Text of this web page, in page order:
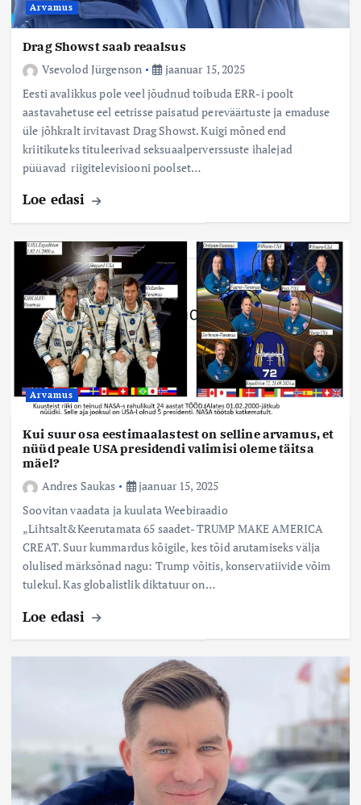
Arvamus
Drag Showst saab reaalsus
Vsevolod Jürgenson
jaanuar 15, 2025
Eesti avalikkus pole veel jõudnud toibuda ERR-i poolt
aastavahetuse eel eetrisse paisatud pereväärtuste ja emaduse
üle jõhkralt irvitavast Drag Showst. Kuigi mõned end
kriitikuteks tituleerivad seksuaalperverssuste ihalejad
püüavad riigitelevisiooni poolset…
Loe edasi
Arvamus
Kui suur osa eestimaalastest on selline arvamus, et
nüüd peale USA presidendi valimisi oleme täitsa
mäel?
Andres Saukas
jaanuar 15, 2025
Soovitan vaadata ja kuulata Weebiraadio
„Lihtsalt&Keerutamata 65 saadet- TRUMP MAKE AMERICA
CREAT. Suur kummardus kõigile, kes tõid arutamiseks välja
olulised märksõnad nagu: Trump võitis, konservatiivide võim
tulekul. Kas globalistlik diktatuur on…
Loe edasi